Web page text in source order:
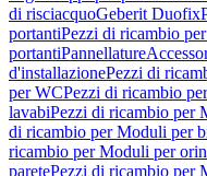
di risciacquoGeberit Duofix
portantiPezzi di ricambio
portantiPannellature
d'installazionePezzi di
per WCPezzi di ricambio
lavabiPezzi di ricambio per
di ricambio per Moduli per
ricambio per Moduli per
paretePezzi di ricambio per